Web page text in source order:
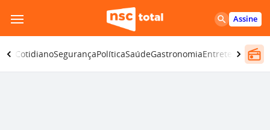
para
o
conteúdo
Assine
CotidianoSegurançaPolíticaSaúdeGastronomiaEntretenimento